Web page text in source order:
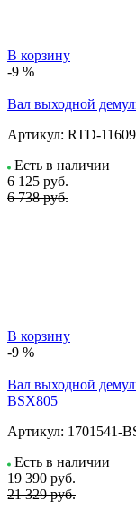
В корзину
-9 %
Вал выходной
Артикул: RTD-
Есть в наличии
6 125 руб.
6 738 руб.
В корзину
-9 %
Вал выходной
BSX805
Артикул: 1701541-
Есть в наличии
19 390 руб.
21 329 руб.